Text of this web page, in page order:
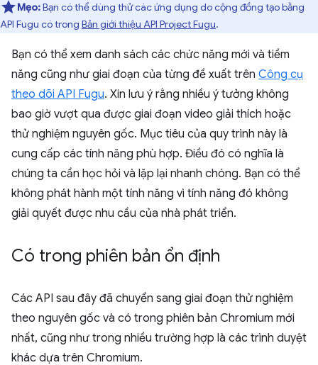
Mẹo:Bạn có thể dùng thử các ứng dụng do cộng đồng tạo bằng
API Fugu có trong Bản giới thiệu API Project Fugu.
Bạn có thể xem danh sách các chức năng mới và tiềm
năng cũng như giai đoạn của từng đề xuất trên Công cụ
theo dõi API Fugu. Xin lưu ý rằng nhiều ý tưởng không
bao giờ vượt qua được giai đoạn video giải thích hoặc
thử nghiệm nguyên gốc. Mục tiêu của quy trình này là
cung cấp các tính năng phù hợp. Điều đó có nghĩa là
chúng ta cần học hỏi và lặp lại nhanh chóng. Bạn có thể
không phát hành một tính năng vì tính năng đó không
giải quyết được nhu cầu của nhà phát triển.
Có trong phiên bản ổn định
Các API sau đây đã chuyển sang giai đoạn thử nghiệm
theo nguyên gốc và có trong phiên bản Chromium mới
nhất, cũng như trong nhiều trường hợp là các trình duyệt
khác dựa trên Chromium.